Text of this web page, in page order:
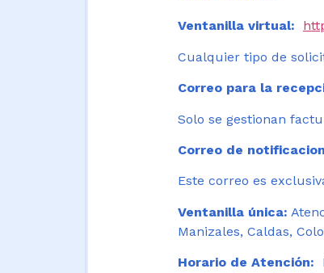
Ventanilla virtual:
Cualquier tipo de
Correo para la
Solo se gestionan
Correo de
Este correo es
Ventanilla única:
Manizales, Caldas,
Horario de Atención: